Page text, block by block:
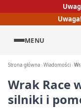
MENU
Strona główna Wiadomości
Wrak Race
silniki i